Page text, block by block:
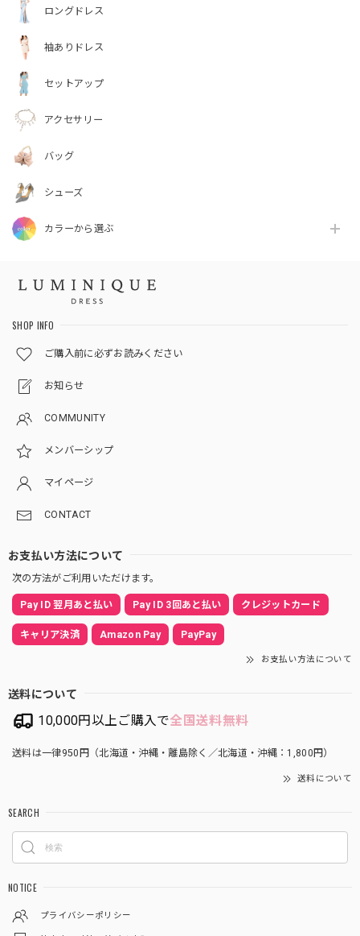
ロングドレス
袖ありドレス
セットアップ
アクセサリー
バッグ
シューズ
カラーから選ぶ
SHOP INFO
ご購入前に必ずお読みください
お知らせ
COMMUNITY
メンバーシップ
マイページ
CONTACT
お支払い方法について
次の方法がご利用いただけます。
Pay ID 翌月あと払い Pay ID 3回あと払い クレジットカード
キャリア決済 Amazon Pay PayPay
お支払い方法について
送料について
10,000円以上ご購入で全国送料無料
送料は一律950円（北海道・沖縄・離島除く／北海道・沖縄：1,800円）
送料について
SEARCH
NOTICE
プライバシーポリシー